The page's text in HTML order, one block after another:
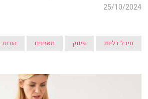
25/10/2024
מיכל דליות פינוק מאזינים הורות